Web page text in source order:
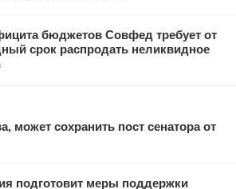
бюджетов Совфед требует от
срок распродать неликвидное
может сохранить пост сенатора от
подготовит меры поддержки